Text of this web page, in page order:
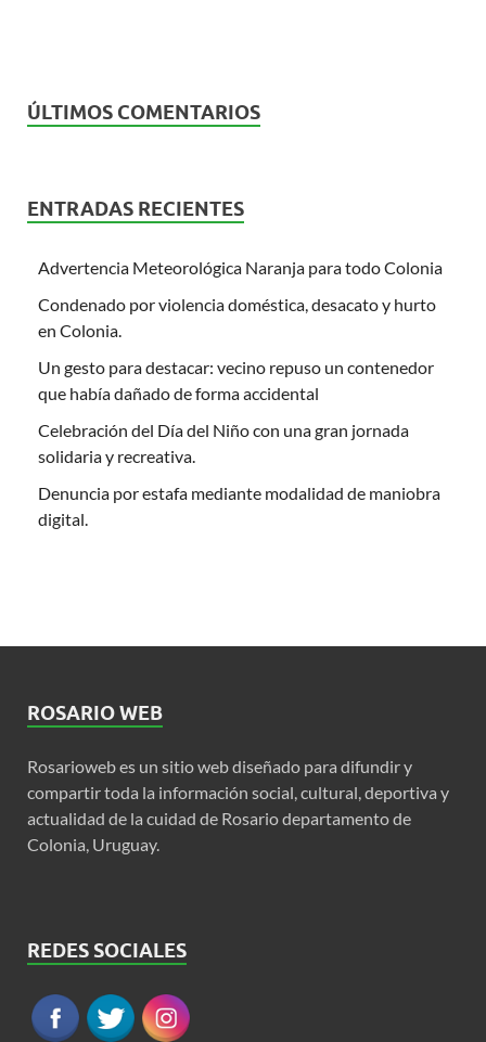
ÚLTIMOS COMENTARIOS
ENTRADAS RECIENTES
Advertencia Meteorológica Naranja para todo Colonia
Condenado por violencia doméstica, desacato y hurto
en Colonia.
Un gesto para destacar: vecino repuso un contenedor
que había dañado de forma accidental
Celebración del Día del Niño con una gran jornada
solidaria y recreativa.
Denuncia por estafa mediante modalidad de maniobra
digital.
ROSARIO WEB
Rosarioweb es un sitio web diseñado para difundir y
compartir toda la información social, cultural, deportiva y
actualidad de la cuidad de Rosario departamento de
Colonia, Uruguay.
REDES SOCIALES